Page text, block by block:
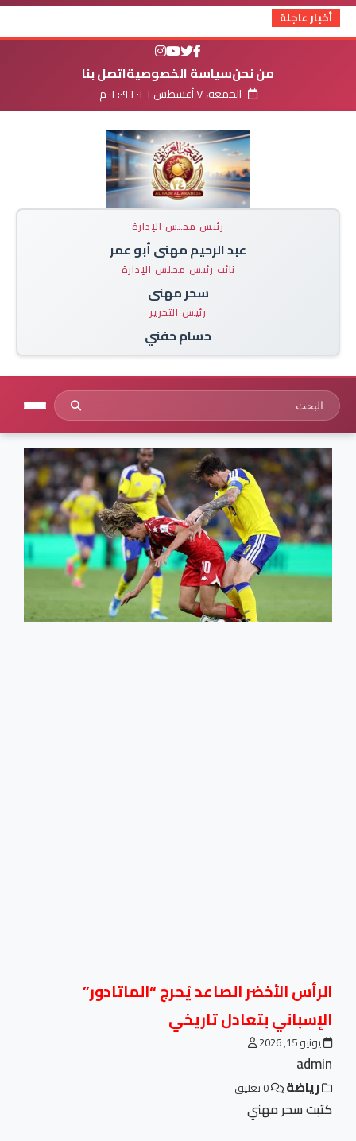
أخبار عاجلة
من نحنسياسة الخصوصيةاتصل بنا
الجمعة، ٧ أغسطس ٢٠٢٦ ٠٢:٠٩ م
رئيس مجلس الإدارة
عبد الرحيم مهنى أبو عمر
نائب رئيس مجلس الإدارة
سحر مهنى
رئيس التحرير
حسام حفني
الرأس الأخضر الصاعد يُحرج “الماتادور”
الإسباني بتعادل تاريخي
يونيو 15, 2026
admin
رياضة
كتبت سحر مهني